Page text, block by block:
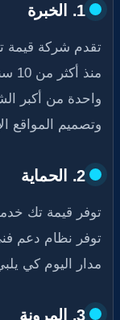
1. الخبرة
تقدم شركة قيمة
واحدة من أكبر
وتصميم المواقع
2. الحماية
توفر قيمة تك
توفر نظام دعم
مدار اليوم كي
3. المرونة